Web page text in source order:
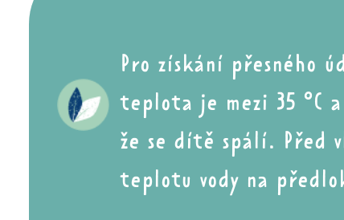
Pro získání přesného
teplota je mezi 35 °C
že se dítě spálí. Před
teplotu vody na